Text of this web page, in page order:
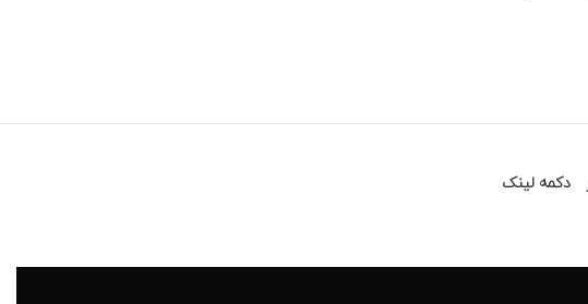
دکمه لینک